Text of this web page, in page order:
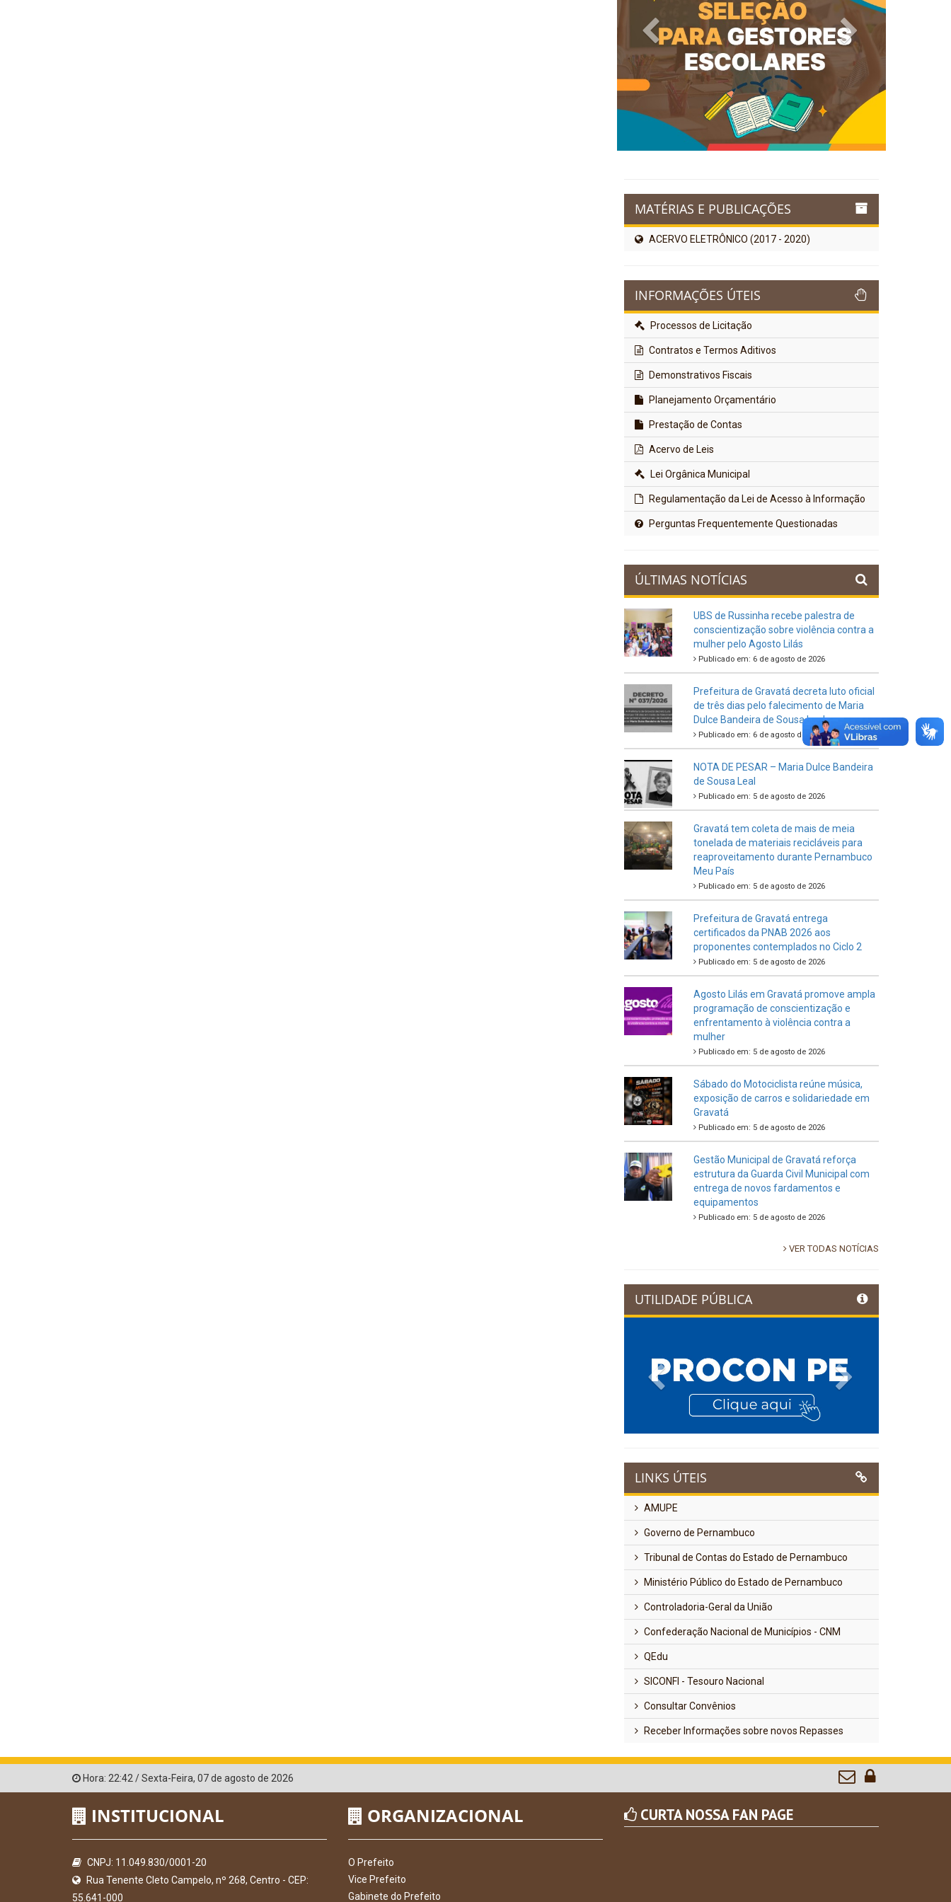
Previous Next
MATÉRIAS E PUBLICAÇÕES
ACERVO ELETRÔNICO (2017 - 2020)
INFORMAÇÕES ÚTEIS
Processos de Licitação
Contratos e Termos Aditivos
Demonstrativos Fiscais
Planejamento Orçamentário
Prestação de Contas
Acervo de Leis
Lei Orgânica Municipal
Regulamentação da Lei de Acesso à Informação
Perguntas Frequentemente Questionadas
ÚLTIMAS NOTÍCIAS
UBS de Russinha recebe palestra de
conscientização sobre violência contra a
mulher pelo Agosto Lilás
Publicado em: 6 de agosto de 2026
Prefeitura de Gravatá decreta luto oficial
de três dias pelo falecimento de Maria
Dulce Bandeira de Sousa Leal
Publicado em: 6 de agosto de 2026
NOTA DE PESAR – Maria Dulce Bandeira
de Sousa Leal
Publicado em: 5 de agosto de 2026
Gravatá tem coleta de mais de meia
tonelada de materiais recicláveis para
reaproveitamento durante Pernambuco
Meu País
Publicado em: 5 de agosto de 2026
Prefeitura de Gravatá entrega
certificados da PNAB 2026 aos
proponentes contemplados no Ciclo 2
Publicado em: 5 de agosto de 2026
Agosto Lilás em Gravatá promove ampla
programação de conscientização e
enfrentamento à violência contra a
mulher
Publicado em: 5 de agosto de 2026
Sábado do Motociclista reúne música,
exposição de carros e solidariedade em
Gravatá
Publicado em: 5 de agosto de 2026
Gestão Municipal de Gravatá reforça
estrutura da Guarda Civil Municipal com
entrega de novos fardamentos e
equipamentos
Publicado em: 5 de agosto de 2026
VER TODAS NOTÍCIAS
UTILIDADE PÚBLICA
Previous
LINKS ÚTEIS
AMUPE
Governo de Pernambuco
Tribunal de Contas do Estado de Pernambuco
Ministério Público do Estado de Pernambuco
Controladoria-Geral da União
Confederação Nacional de Municípios - CNM
QEdu
SICONFI - Tesouro Nacional
Consultar Convênios
Receber Informações sobre novos Repasses
Hora: 22:42 /Sexta-Feira, 07 de agosto de 2026
INSTITUCIONAL
CNPJ: 11.049.830/0001-20
Rua Tenente Cleto Campelo, nº 268, Centro - CEP:
55.641-000
ORGANIZACIONAL
O Prefeito
Vice Prefeito
Gabinete do Prefeito
CURTA NOSSA FAN PAGE